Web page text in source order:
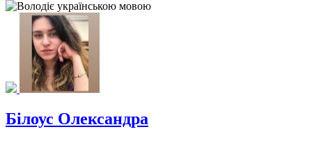
Білоус Олександра